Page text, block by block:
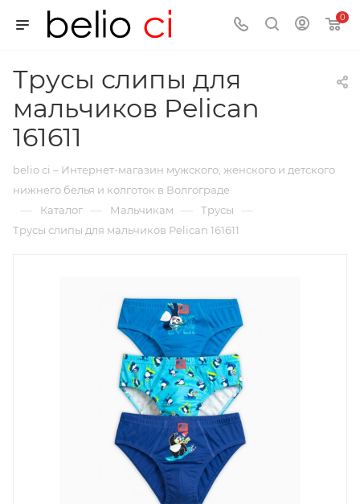
0
Трусы слипы для
мальчиков Pelican
161611
belio ci – Интернет-магазин мужского, женского и детского
нижнего белья и колготок в Волгограде
— Каталог — Мальчикам — Трусы —
Трусы слипы для мальчиков Pelican 161611